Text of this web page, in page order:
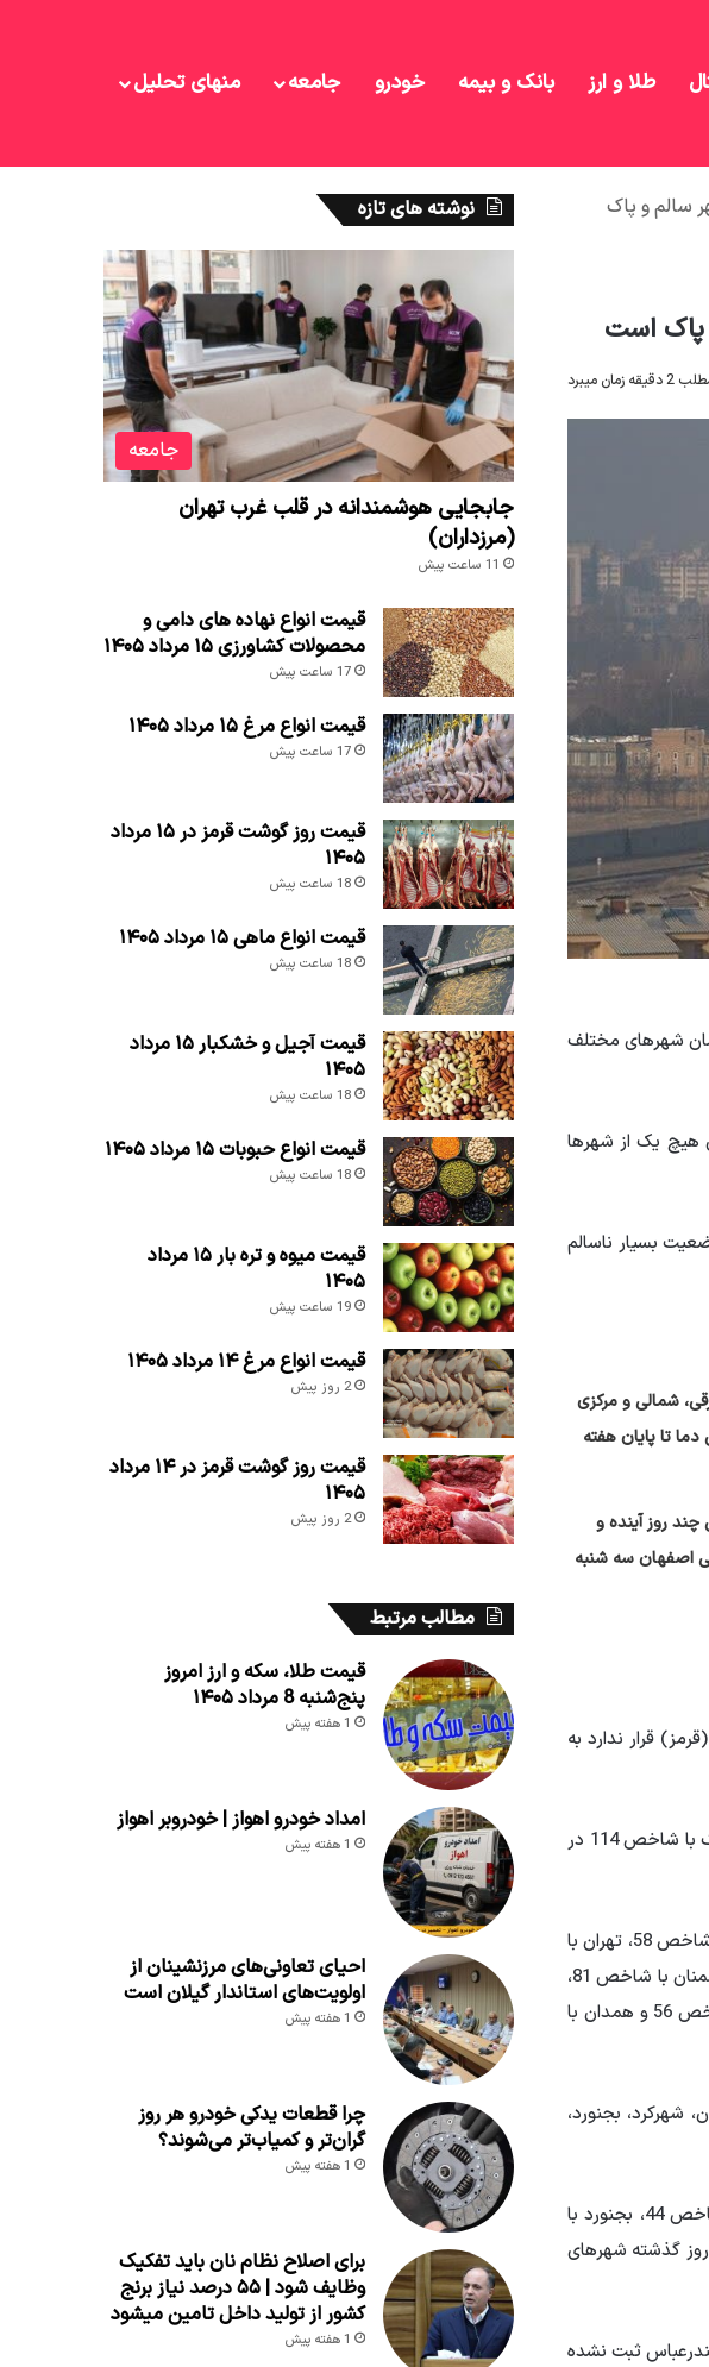
طلا و ارز بانک و بیمه خودرو جامعه منهای تحلیل
بوشهر بر مدار بنفش ثبت شد/شاخص کیفی ۱۹ شهر سالم و پاک
میبرد
آلودگی هوا که آسمان شهرهای مختلف
هیچ یک از شهرها
امروز در کلانشهرهای اصفهان با شاخص 214 و بوشهر با شاخص 211 در وضعیت بسیار ناسالم
شمالی و مرکزی
تا پایان هفته
روز آینده و
اصفهان سه شنبه
قرار ندارد به
گفتنی است سنجش کیفیت هوای امروز در ایستگاه های مترو کرج با شاخص 106، کرمان با شاخص 105 و اراک با شاخص 114 در
به گزارش سامانه آنلاین کنترل کیفیت هوای سازمان حفاظت محیط زیست کشور، امروز کلان شهرهای تبریز با شاخص 58، تهران با
شاخص 79، شهرکرد با شاخص 67، مشهد با شاخص 54، اهواز با شاخص شاخص 93، زنجان با شاخص 91، سمنان با شاخص 81،
زاهدان با شاخص 94، قزوین با شاخص 53، قم با شاخص 58، سنندج با شاخص 61، کرمانشاه با شاخص شاخص 56 و همدان با
بوشهر، تهران، شهرکرد، بجنورد،
به این ترتیب امروز دستگاه سنجش کیفیت هوا در ایستگاه های شهرهای ارومیه با شاخص 45، بیرجند با شاخص 44، بجنورد با
قرار دارد. اما روز گذشته شهرهای
ثبت نشده
نوشته های تازه
جامعه
جابجایی هوشمندانه در قلب غرب تهران
(مرزداران)
11 ساعت پیش
قیمت انواع نهاده های دامی و
محصولات کشاورزی ۱۵ مرداد ۱۴۰۵
17 ساعت پیش
قیمت انواع مرغ ۱۵ مرداد ۱۴۰۵
17 ساعت پیش
قیمت روز گوشت قرمز در ۱۵ مرداد
۱۴۰۵
18 ساعت پیش
قیمت انواع ماهی ۱۵ مرداد ۱۴۰۵
18 ساعت پیش
قیمت آجیل و خشکبار ۱۵ مرداد
۱۴۰۵
18 ساعت پیش
قیمت انواع حبوبات ۱۵ مرداد ۱۴۰۵
18 ساعت پیش
قیمت میوه و تره بار ۱۵ مرداد
۱۴۰۵
19 ساعت پیش
قیمت انواع مرغ ۱۴ مرداد ۱۴۰۵
2 روز پیش
قیمت روز گوشت قرمز در ۱۴ مرداد
۱۴۰۵
2 روز پیش
مطالب مرتبط
قیمت طلا، سکه و ارز امروز
پنج‌شنبه 8 مرداد ۱۴۰۵
1 هفته پیش
امداد خودرو اهواز | خودروبر اهواز
1 هفته پیش
احیای تعاونی‌های مرزنشینان از
اولویت‌های استاندار گیلان است
1 هفته پیش
چرا قطعات یدکی خودرو هر روز
گران‌تر و کمیاب‌تر می‌شوند؟
1 هفته پیش
برای اصلاح نظام نان باید تفکیک
وظایف شود | ۵۵ درصد نیاز برنج
کشور از تولید داخل تامین میشود
1 هفته پیش